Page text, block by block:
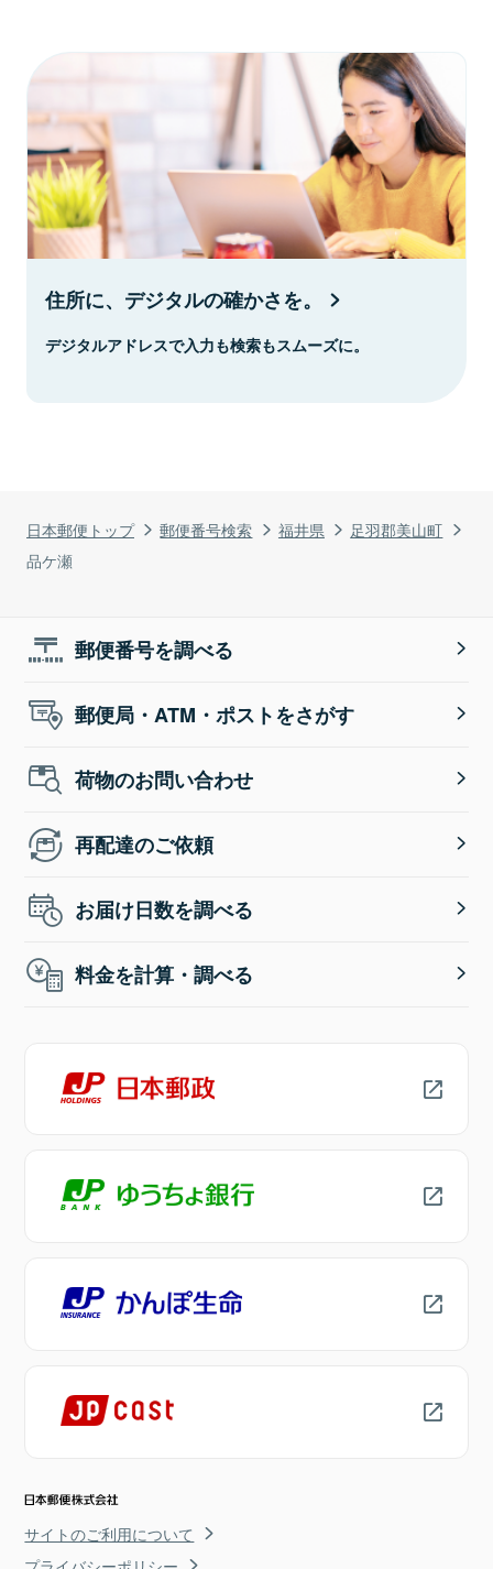
日本郵便トップ 郵便番号検索 福井県
足羽郡美山町
品ケ瀬
住所に、デジタルの確かさを。
デジタルアドレスで入力も検索もスムーズに。
郵便番号を調べる
郵便局・ATM・ポストをさがす
荷物のお問い合わせ
再配達のご依頼
お届け日数を調べる
料金を計算・調べる
サイトのご利用について